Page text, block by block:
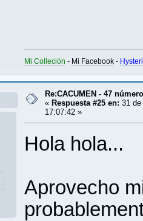
Mi Colleción - Mi Facebook -
Re:CACUMEN - 47
« Respuesta #25 en: 31
17:07:42 »
Hola hola...
Aprovecho